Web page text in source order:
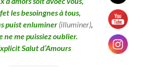
les besoingnes à tous,
puist enluminer (illuminer),
ne me puissiez oublier.
Salut d’Amours